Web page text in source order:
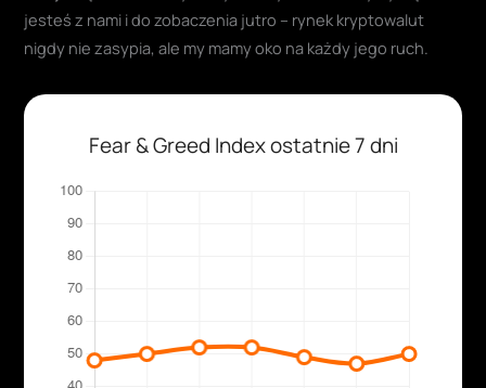
jesteś z nami i do zobaczenia jutro – rynek kryptowalut
nigdy nie zasypia, ale my mamy oko na każdy jego ruch.
Fear & Greed Index ostatnie 7 dni